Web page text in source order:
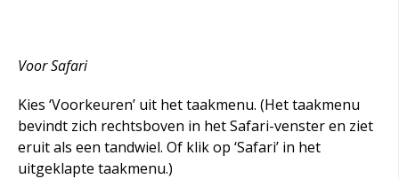
Voor Safari
Kies ‘Voorkeuren’ uit het taakmenu. (Het taakmenu
bevindt zich rechtsboven in het Safari-venster en ziet
eruit als een tandwiel. Of klik op ‘Safari’ in het
uitgeklapte taakmenu.)